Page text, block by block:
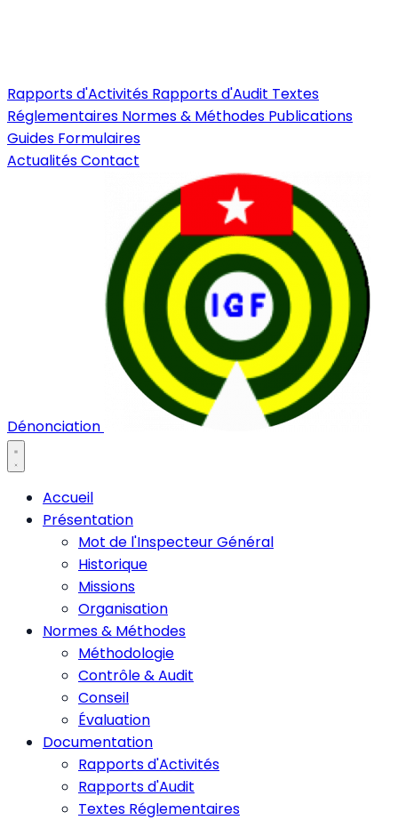
Rapports d'Activités Rapports d'Audit Textes
Réglementaires Normes & Méthodes Publications
Guides Formulaires
ActualitésContact
Dénonciation
Accueil
Présentation
Mot de l'Inspecteur Général
Historique
Missions
Organisation
Normes & Méthodes
Méthodologie
Contrôle & Audit
Conseil
Évaluation
Documentation
Rapports d'Activités
Rapports d'Audit
Textes Réglementaires